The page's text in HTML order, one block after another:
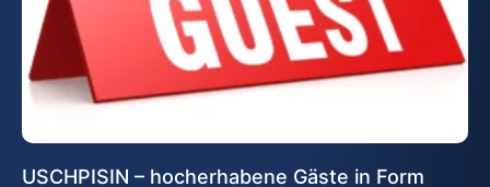
USCHPISIN – hocherhabene Gäste in Form